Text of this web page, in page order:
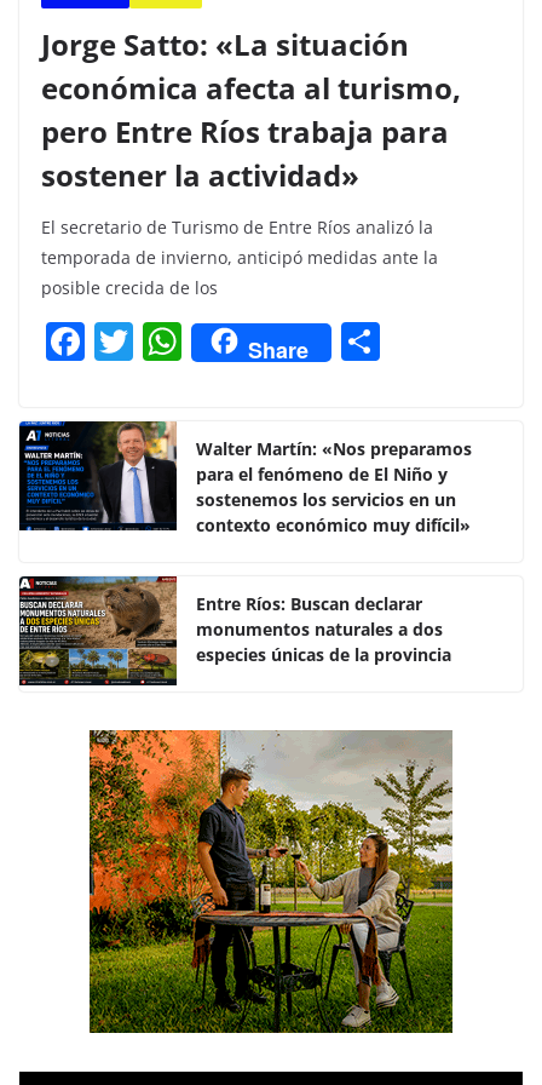
Jorge Satto: «La situación
económica afecta al turismo,
pero Entre Ríos trabaja para
sostener la actividad»
El secretario de Turismo de Entre Ríos analizó la
temporada de invierno, anticipó medidas ante la
posible crecida de los
F
c
e
b
o
o
k
T
itt
er
W
h
s
A
p
Share
p
ar
tir
Walter Martín: «Nos preparamos
para el fenómeno de El Niño y
sostenemos los servicios en un
contexto económico muy difícil»
Entre Ríos: Buscan declarar
monumentos naturales a dos
especies únicas de la provincia